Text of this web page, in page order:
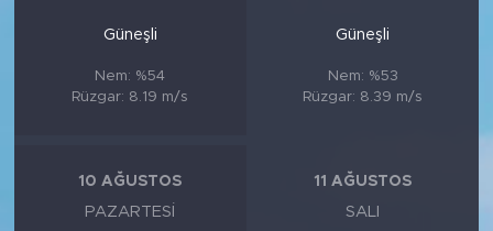
Güneşli
Nem: %54
Rüzgar: 8.19 m/s
Güneşli
Nem: %53
Rüzgar: 8.39 m/s
10 AĞUSTOS
PAZARTESI
11 AĞUSTOS
SALI